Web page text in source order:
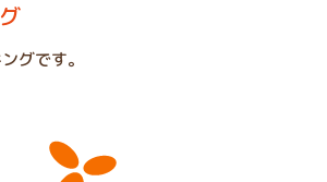
グです。